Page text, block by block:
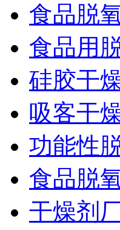
食品脱
食品用
硅胶干
吸客干
功能性
食品脱
干燥剂